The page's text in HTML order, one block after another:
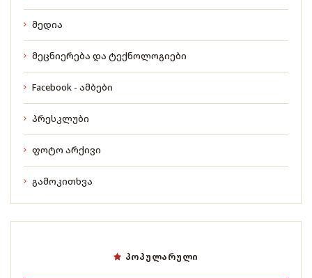
მედია
მეცნიერება და ტექნოლოგიები
Facebook - ამბები
პრესკლუბი
ფოტო არქივი
გამოკითხვა
ᲞᲝᲞᲣᲚᲐᲠᲣᲚᲘ